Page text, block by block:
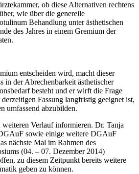
ob diese Alternativen rechtens
wie über die generelle
Behandlung unter ästhetischen
des Jahres in einem Gremium der
entscheiden wird, macht dieser
in der Abrechenbarkeit ästhetischer
besteht und er wirft die Frage
Fassung langfristig geeignet ist,
umfassend abzubilden.
Verlauf informieren. Dr. Tanja
sowie einige weitere DGAuF
nächste Mal im Rahmen des
(04. – 07. Dezember 2014)
zu diesem Zeitpunkt bereits weitere
geben zu können.